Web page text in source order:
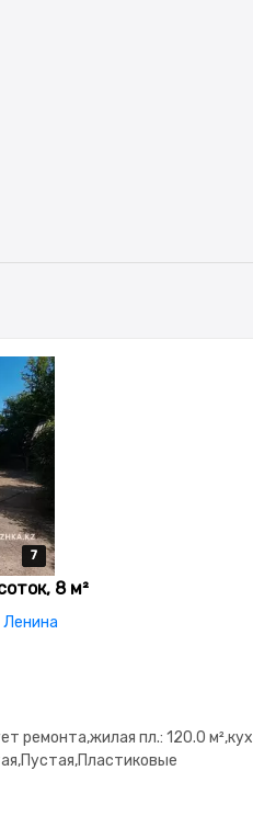
7
7
7
7
7
8 м²
Ленина
ремонта,жилая пл.: 120.0
кухня